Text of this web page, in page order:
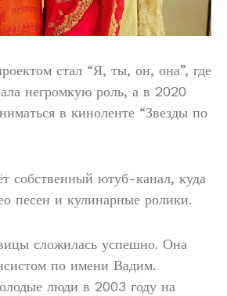
стал “Я, ты, он, она”, где
негромкую роль, а в 2020
в киноленте “Звезды по
собственный ютуб-канал, куда
песен и кулинарные ролики.
сложилась успешно. Она
по имени Вадим.
люди в 2003 году на